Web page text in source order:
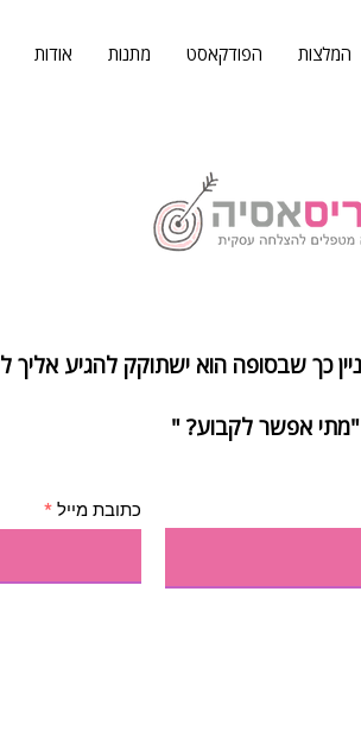
המלצות הפודקאסט מתנות אודות
"מתי אפשר לקבוע? "
כתובת מייל